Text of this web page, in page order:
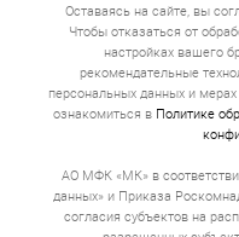
Оставаясь на сайте, вы
Чтобы отказаться от
настройках вашего
рекомендательные
персональных данных и
ознакомиться в Политике
АО МФК «МК» в
данных» и Приказа
согласия субъектов на